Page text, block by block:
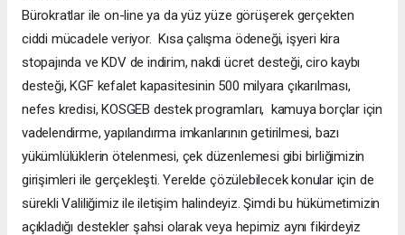
Bürokratlar ile on-line ya da yüz yüze görüşerek gerçekten
ciddi mücadele veriyor. Kısa çalışma ödeneği, işyeri kira
stopajında ve KDV de indirim, nakdi ücret desteği, ciro kaybı
desteği, KGF kefalet kapasitesinin 500 milyara çıkarılması,
nefes kredisi, KOSGEB destek programları, kamuya borçlar için
vadelendirme, yapılandırma imkanlarının getirilmesi, bazı
yükümlülüklerin ötelenmesi, çek düzenlemesi gibi birliğimizin
girişimleri ile gerçekleşti. Yerelde çözülebilecek konular için de
sürekli Valiliğimiz ile iletişim halindeyiz. Şimdi bu hükümetimizin
açıkladığı destekler şahsi olarak veya hepimiz aynı fikirdeyiz